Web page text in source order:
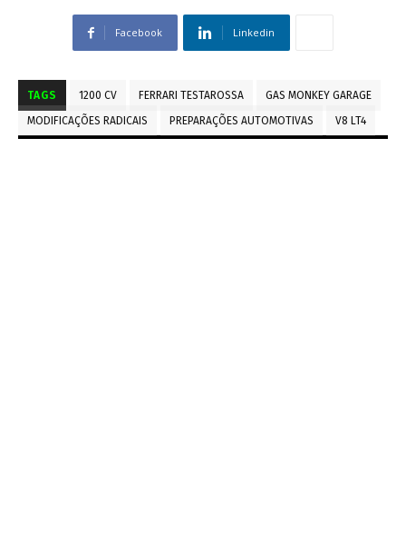
Facebook Linkedin
TAGS 1200 CV FERRARI TESTAROSSA
GAS MONKEY GARAGE
MODIFICAÇÕES RADICAIS
PREPARAÇÕES AUTOMOTIVAS V8 LT4